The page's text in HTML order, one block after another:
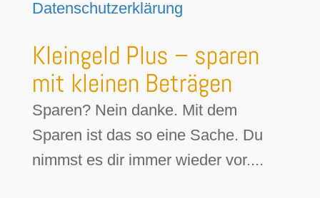
Datenschutzerklärung
Kleingeld Plus – sparen
mit kleinen Beträgen
Sparen? Nein danke. Mit dem
Sparen ist das so eine Sache. Du
nimmst es dir immer wieder vor....